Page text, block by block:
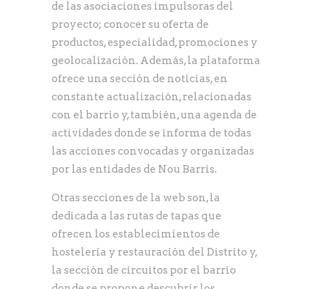
de las asociaciones impulsoras del
proyecto; conocer su oferta de
productos, especialidad, promociones y
geolocalización. Además, la plataforma
ofrece una sección de noticias, en
constante actualización, relacionadas
con el barrio y, también, una agenda de
actividades donde se informa de todas
las acciones convocadas y organizadas
por las entidades de Nou Barris.
Otras secciones de la web son, la
dedicada a las rutas de tapas que
ofrecen los establecimientos de
hostelería y restauración del Distrito y,
la sección de circuitos por el barrio